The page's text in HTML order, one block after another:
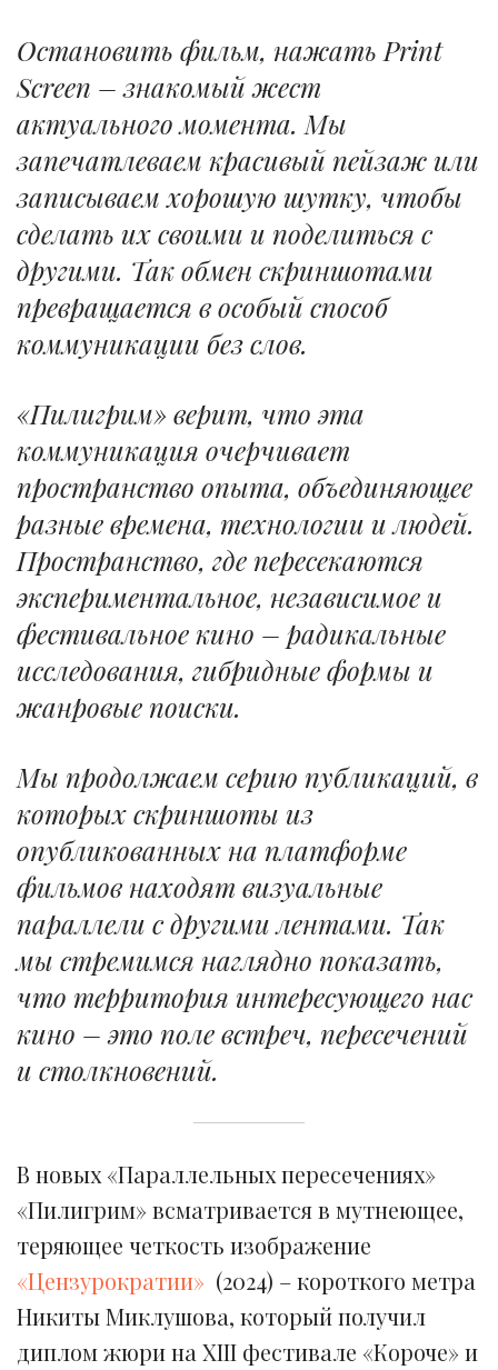
Остановить фильм, нажать Print
Screen – знакомый жест
актуального момента. Мы
запечатлеваем красивый пейзаж или
записываем хорошую шутку, чтобы
сделать их своими и поделиться с
другими. Так обмен скриншотами
превращается в особый способ
коммуникации без слов.
«Пилигрим» верит, что эта
коммуникация очерчивает
пространство опыта, объединяющее
разные времена, технологии и людей.
Пространство, где пересекаются
экспериментальное, независимое и
фестивальное кино – радикальные
исследования, гибридные формы и
жанровые поиски.
Мы продолжаем серию публикаций, в
которых скриншоты из
опубликованных на платформе
фильмов находят визуальные
параллели с другими лентами. Так
мы стремимся наглядно показать,
что территория интересующего нас
кино – это поле встреч, пересечений
и столкновений.
В новых «Параллельных пересечениях»
«Пилигрим» всматривается в мутнеющее,
теряющее четкость изображение
«Цензурократии» (2024) – короткого метра
Никиты Миклушова, который получил
диплом жюри на XIII фестивале «Короче» и